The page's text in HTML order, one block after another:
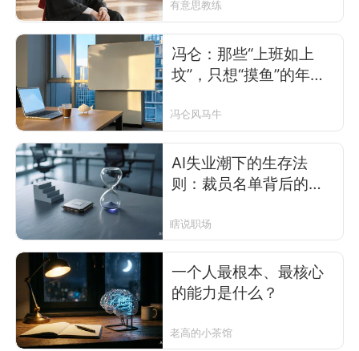
去何从？
有意思教练
冯仑：那些“上班如上
坟”，只想“摸鱼”的年轻
冯仑风马牛
AI失业潮下的生存法
则：裁员名单背后的认
瞎说职场
一个人最根本、最核心
的能力是什么？
老高的小茶馆